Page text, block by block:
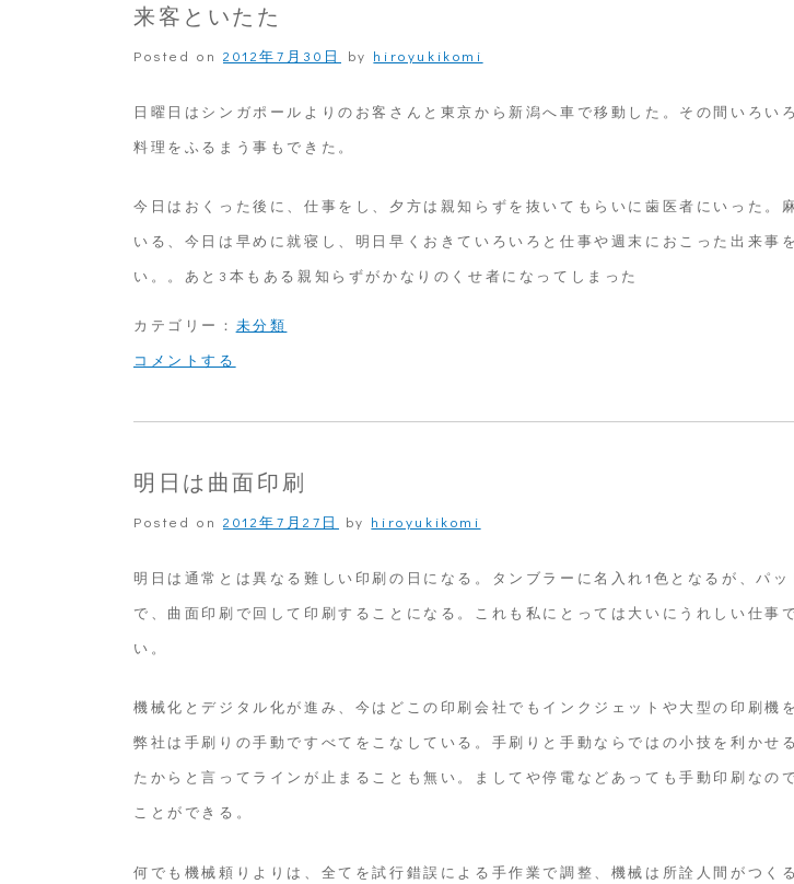
に
印
刷
そ
２
来客といたた
Posted on 2012年7月30日 by hiroyukikomi
日曜日はシンガポールよりのお客さんと東京から新潟へ車で移動した。その間いろい
料理をふるまう事もできた。
今日はおくった後に、仕事をし、夕方は親知らずを抜いてもらいに歯医者にいった。
いる、今日は早めに就寝し、明日早くおきていろいろと仕事や週末におこった出来事
い。。あと3本もある親知らずがかなりのくせ者になってしまった
カテゴリー： 未分類
コメントする
客
い
た
明日は曲面印刷
Posted on 2012年7月27日 by hiroyukikomi
明日は通常とは異なる難しい印刷の日になる。タンブラーに名入れ1色となるが、パ
で、曲面印刷で回して印刷することになる。これも私にとっては大いにうれしい仕事
い。
機械化とデジタル化が進み、今はどこの印刷会社でもインクジェットや大型の印刷機
弊社は手刷りの手動ですべてをこなしている。手刷りと手動ならではの小技を利かせ
たからと言ってラインが止まることも無い。ましてや停電などあっても手動印刷なの
ことができる。
何でも機械頼りよりは、全てを試行錯誤による手作業で調整、機械は所詮人間がつく